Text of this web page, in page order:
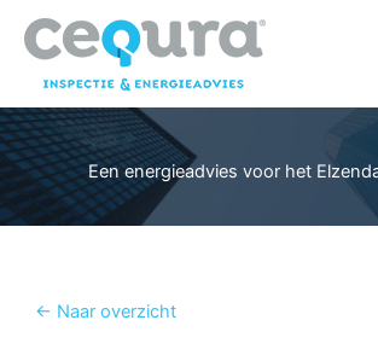
naar
inhoud
Een energieadvies voor het
← Naar overzicht